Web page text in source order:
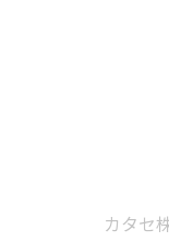
カタセ